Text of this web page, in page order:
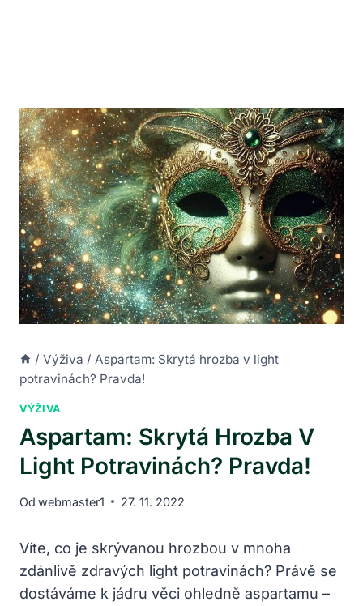
/ Výživa / Aspartam: Skrytá hrozba v light
potravinách? Pravda!
VÝŽIVA
Aspartam: Skrytá Hrozba V
Light Potravinách? Pravda!
Od webmaster1 27. 11. 2022
Víte, co je skrývanou hrozbou v mnoha
zdánlivě zdravých light potravinách? Právě se
dostáváme k jádru věci ohledně aspartamu –